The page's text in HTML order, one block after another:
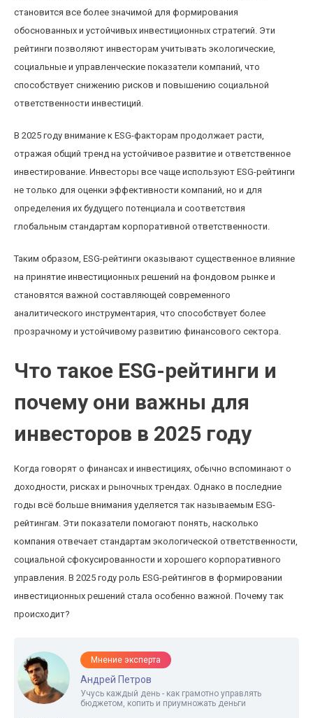
становится все более значимой для формирования
обоснованных и устойчивых инвестиционных стратегий. Эти
рейтинги позволяют инвесторам учитывать экологические,
социальные и управленческие показатели компаний, что
способствует снижению рисков и повышению социальной
ответственности инвестиций.
В 2025 году внимание к ESG-факторам продолжает расти,
отражая общий тренд на устойчивое развитие и ответственное
инвестирование. Инвесторы все чаще используют ESG-рейтинги
не только для оценки эффективности компаний, но и для
определения их будущего потенциала и соответствия
глобальным стандартам корпоративной ответственности.
Таким образом, ESG-рейтинги оказывают существенное влияние
на принятие инвестиционных решений на фондовом рынке и
становятся важной составляющей современного
аналитического инструментария, что способствует более
прозрачному и устойчивому развитию финансового сектора.
Что такое ESG-рейтинги и
почему они важны для
инвесторов в 2025 году
Когда говорят о финансах и инвестициях, обычно вспоминают о
доходности, рисках и рыночных трендах. Однако в последние
годы всё больше внимания уделяется так называемым ESG-
рейтингам. Эти показатели помогают понять, насколько
компания отвечает стандартам экологической ответственности,
социальной сфокусированности и хорошего корпоративного
управления. В 2025 году роль ESG-рейтингов в формировании
инвестиционных решений стала особенно важной. Почему так
происходит?
Мнение эксперта
Андрей Петров
Учусь каждый день - как грамотно управлять
бюджетом, копить и приумножать деньги